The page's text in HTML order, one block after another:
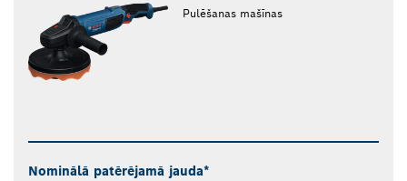
Pulēšanas mašīnas
Nominālā patērējamā jauda*